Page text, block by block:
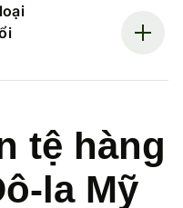
tệ hàng
la Mỹ